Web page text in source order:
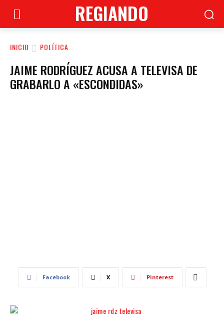
REGIANDO
INICIO POLÍTICA
JAIME RODRÍGUEZ ACUSA A TELEVISA DE
GRABARLO A «ESCONDIDAS»
Facebook X Pinterest